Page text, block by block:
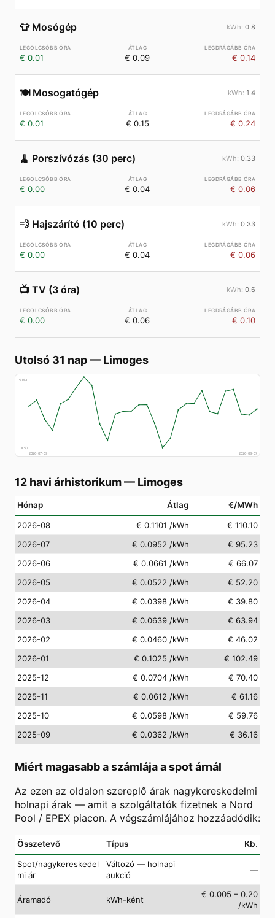
👕 Mosógép 0.8
€ 0.01 € 0.09 € 0.14
🍽️ Mosogatógép 1.4
€ 0.01 € 0.15 € 0.24
🧹 Porszívózás (30 perc) 0.33
€ 0.00 € 0.04 € 0.06
💨 Hajszárító (10 perc) 0.33
€ 0.00 € 0.04 € 0.06
📺 TV (3 óra) 0.6
€ 0.00 € 0.06 € 0.10
Utolsó 31 nap— Limoges
€153
€50
2026-07-09
2026-08-07
12 havi árhistorikum— Limoges
Hónap Átlag €/MWh
2026-08 € 0.1101 /kWh
€ 110.10
2026-07
€ 0.0952 /kWh
€ 95.23
2026-06
€ 0.0661 /kWh
€ 66.07
2026-05
€ 0.0522 /kWh
€ 52.20
2026-04
€ 0.0398 /kWh
€ 39.80
2026-03
€ 0.0639 /kWh
€ 63.94
2026-02
€ 0.0460 /kWh
€ 46.02
2026-01
€ 0.1025 /kWh
€ 102.49
2025-12
€ 0.0704 /kWh
€ 70.40
2025-11
€ 0.0612 /kWh
€ 61.16
2025-10
€ 0.0598 /kWh
€ 59.76
2025-09
€ 0.0362 /kWh € 36.16
Miért magasabb a számlája a spot árnál
Az ezen az oldalon szereplő árak nagykereskedelmi
holnapi árak — amit a szolgáltatók fizetnek a Nord
Pool / EPEX piacon. A végszámlájához hozzáadódik:
Összetevő Típus Kb.
Spot/nagykereskedel
mi ár
Változó — holnapi
aukció
—
Áramadó kWh-ként
€ 0.005 – 0.20
/kWh